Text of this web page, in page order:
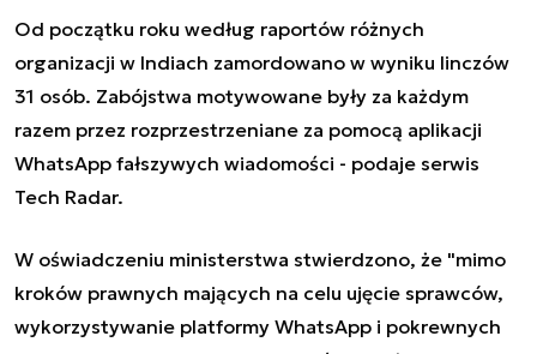
Od początku roku według raportów różnych
organizacji w Indiach zamordowano w wyniku linczów
31 osób. Zabójstwa motywowane były za każdym
razem przez rozprzestrzeniane za pomocą aplikacji
WhatsApp fałszywych wiadomości - podaje serwis
Tech Radar.
W oświadczeniu ministerstwa stwierdzono, że "mimo
kroków prawnych mających na celu ujęcie sprawców,
wykorzystywanie platformy WhatsApp i pokrewnych